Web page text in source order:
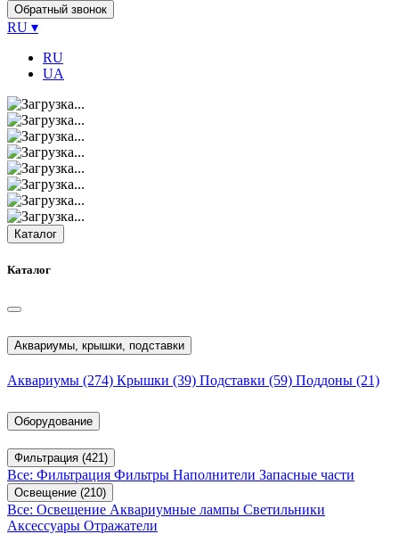
Обратный звонок
RU ▾
RU
UA
Каталог
Каталог
Аквариумы, крышки, подставки
Аквариумы (274) Крышки (39) Подставки (59) Поддоны (21)
Оборудование
Фильтрация (421)
Все: Фильтрация Фильтры Наполнители Запасные части
Освещение (210)
Все: Освещение Аквариумные лампы Светильники
Аксессуары Отражатели